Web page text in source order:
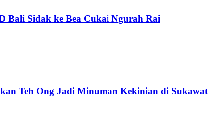
Bali Sidak ke Bea Cukai Ngurah Rai
Teh Ong Jadi Minuman Kekinian di Sukawat